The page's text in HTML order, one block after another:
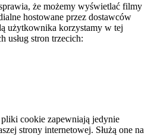
że możemy wyświetlać filmy
hostowane przez dostawców
użytkownika korzystamy w tej
usług stron trzecich:
cookie zapewniają jedynie
strony internetowej. Służą one na